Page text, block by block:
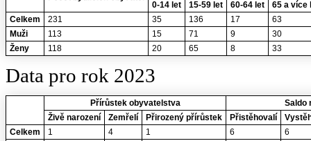
0-14 let
15-59 let 60-64 let
65 a více
Celkem
231 35 136 17
63
Muži
113 15 71 9
30
Ženy
118 20 65 8 33
Data pro rok 2023
Přírůstek obyvatelstva
Saldo
Živě narození
Zemřelí Přirozený přírůstek Přistěhovalí
Celkem
1 4 1 6
6